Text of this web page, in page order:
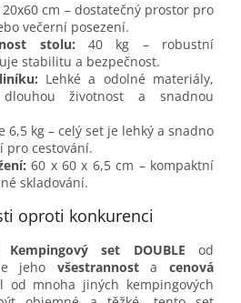
cm – dostatečný prostor pro
večerní posezení.
stolu: 40 kg – robustní
stabilitu a bezpečnost.
Lehké a odolné materiály,
životnost a snadnou
6,5 kg – celý set je lehký a snadno
pro cestování.
60 x 60 x 6,5 cm – kompaktní
skladování.
oproti konkurenci
Kempingový set DOUBLE od
jeho všestrannostacenová
od mnoha jiných kempingových